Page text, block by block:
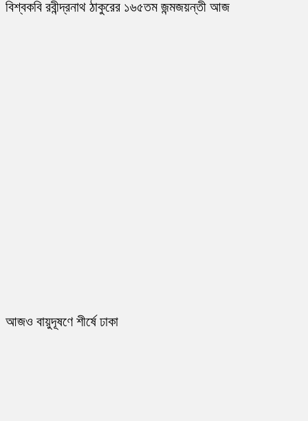
বিশ্বকবি রবীন্দ্রনাথ ঠাকুরের ১৬৫তম জন্মজয়ন্তী আজ
আজও বায়ুদূষণে শীর্ষে ঢাকা